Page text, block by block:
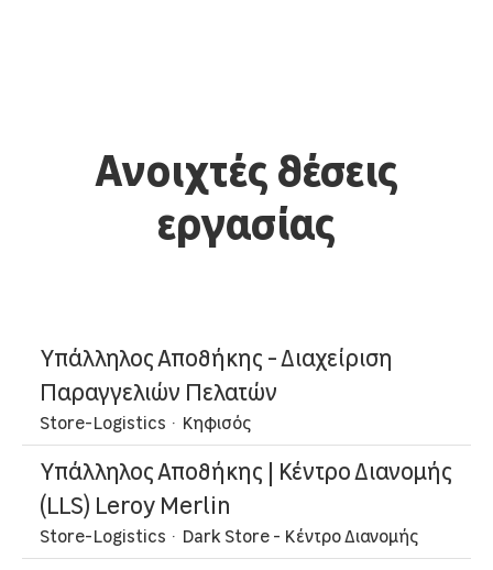
Ανοιχτές θέσεις
εργασίας
Υπάλληλος Αποθήκης - Διαχείριση
Παραγγελιών Πελατών
Store-Logistics · Κηφισός
Υπάλληλος Αποθήκης | Κέντρο Διανομής
(LLS) Leroy Merlin
Store-Logistics · Dark Store - Kέντρο Διανομής